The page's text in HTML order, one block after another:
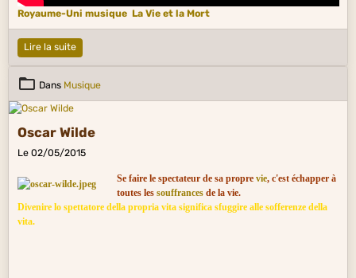
Royaume-Uni musique La Vie et la Mort
Lire la suite
Dans Musique
Oscar Wilde
Le 02/05/2015
Se faire le spectateur de sa propre vie, c'est échapper à
toutes les souffrancesde la vie.
Divenire lo spettatore della propria vita significa sfuggire alle sofferenze della
vita.